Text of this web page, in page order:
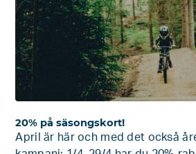
20% på säsongskort!
April är här och med det också